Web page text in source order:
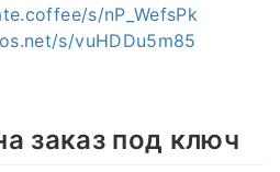
s/nP_WefsPk
s/vuHDDu5m85
заказ под ключ